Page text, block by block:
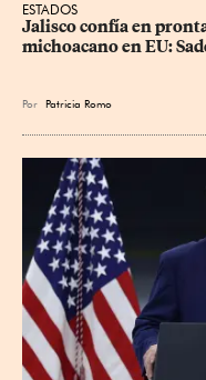
ESTADOS
Jalisco confía en
michoacano en EU:
Por Patricia Romo